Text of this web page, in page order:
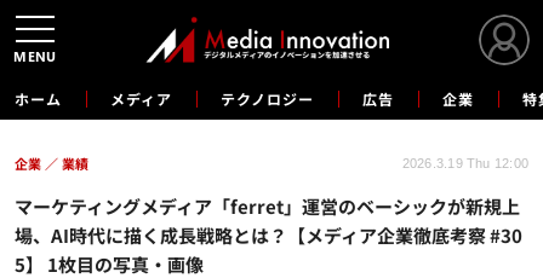
ホーム メディア テクノロジー 広告 企業 特
マーケティングメディア「ferret」運営のベーシックが新規上
場、AI時代に描く成長戦略とは？【メディア企業徹底考察 #30
5】 1枚目の写真・画像
企業 業績 2026.3.19 Thu 12:00
MENU